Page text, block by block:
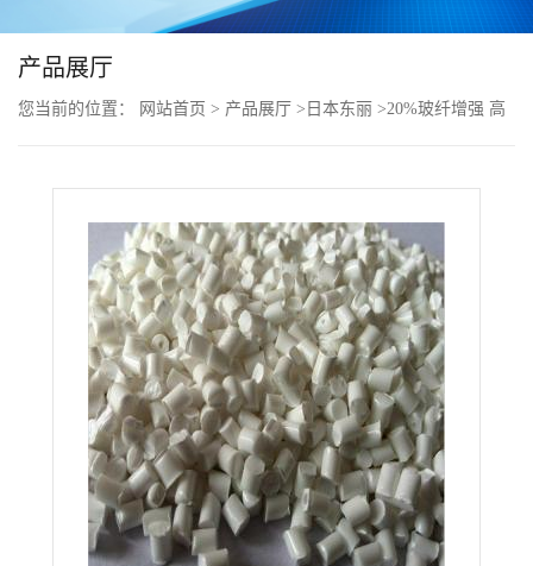
公
产品展厅
您当前的位置： 网站首页 > 产品展厅 > 日本东丽 >20%玻纤增强 高